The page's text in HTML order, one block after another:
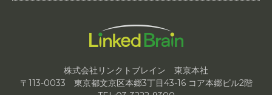
株式会社リンクトブレイン 東京本社
〒113-0033 東京都文京区本郷3丁目43-16 コア本郷ビル2階